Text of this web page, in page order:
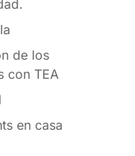
de los
con TEA
en casa